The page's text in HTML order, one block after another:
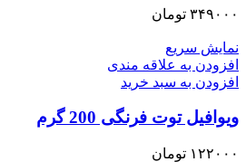
۳۴۹۰۰۰ تومان
نمایش سریع
افزودن به علاقه مندی
افزودن به سبد خرید
ویوافیل توت فرنگی 200 گرم
۱۲۲۰۰۰ تومان